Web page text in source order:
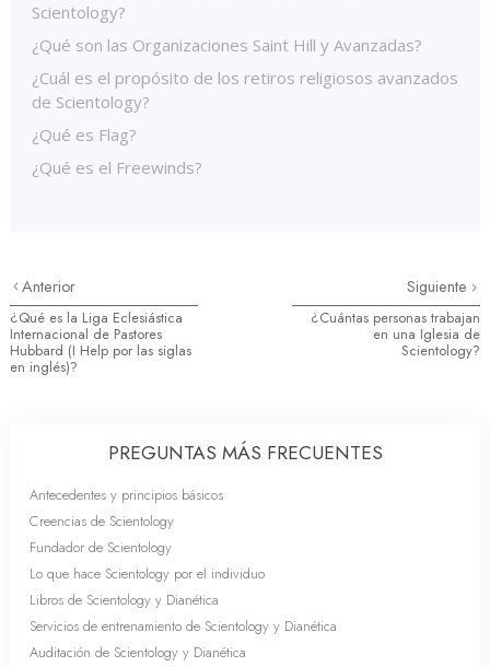
Scientology?
¿Qué son las Organizaciones Saint Hill y Avanzadas?
¿Cuál es el propósito de los retiros religiosos avanzados
de Scientology?
¿Qué es Flag?
¿Qué es el Freewinds?
Anterior
¿Qué es la Liga Eclesiástica
Internacional de Pastores
Hubbard (I Help por las siglas
en inglés)?
Siguiente
¿Cuántas personas trabajan
en una Iglesia de
Scientology?
PREGUNTAS MÁS FRECUENTES
Antecedentes y principios básicos
Creencias de Scientology
Fundador de Scientology
Lo que hace Scientology por el individuo
Libros de Scientology y Dianética
Servicios de entrenamiento de Scientology y Dianética
Auditación de Scientology y Dianética